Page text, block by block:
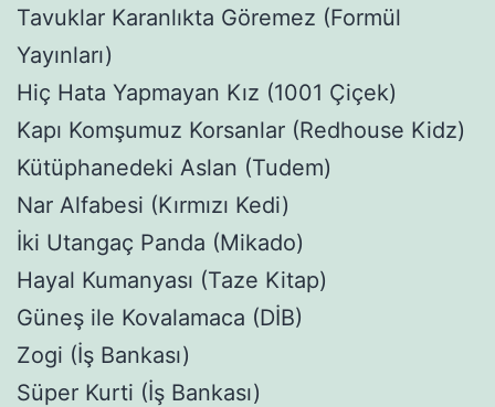
Tavuklar Karanlıkta Göremez (Formül
Yayınları)
Hiç Hata Yapmayan Kız (1001 Çiçek)
Kapı Komşumuz Korsanlar (Redhouse Kidz)
Kütüphanedeki Aslan (Tudem)
Nar Alfabesi (Kırmızı Kedi)
İki Utangaç Panda (Mikado)
Hayal Kumanyası (Taze Kitap)
Güneş ile Kovalamaca (DİB)
Zogi (İş Bankası)
Süper Kurti (İş Bankası)